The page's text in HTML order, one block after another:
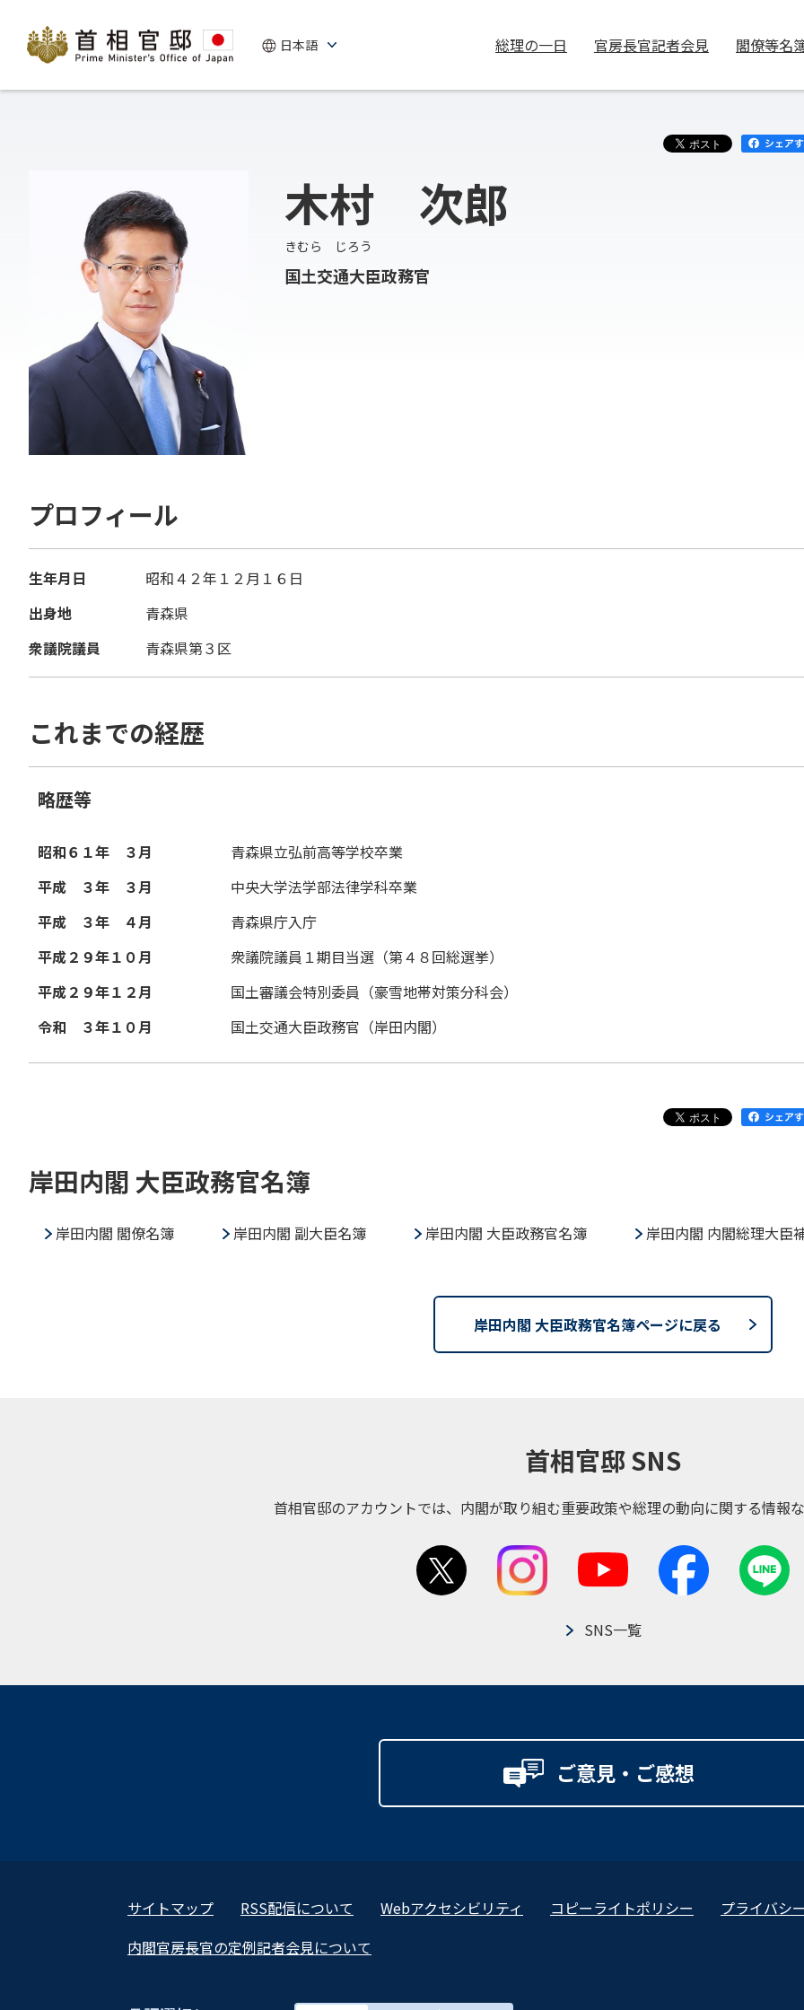
総理の一日 官房長官記者会見 閣僚等名
木村 次郎
きむら じろう
国土交通大臣政務官
プロフィール
生年月日
昭和４２年１２月１６日
出身地
青森県
衆議院議員
青森県第３区
これまでの経歴
略歴等
昭和６１年 ３月
青森県立弘前高等学校卒業
平成 ３年 ３月
中央大学法学部法律学科卒業
平成 ３年 ４月
青森県庁入庁
平成２９年１０月
衆議院議員１期目当選（第４８回総選挙）
平成２９年１２月
国土審議会特別委員（豪雪地帯対策分科会）
令和 ３年１０月
国土交通大臣政務官（岸田内閣）
岸田内閣 大臣政務官名簿
岸田内閣 閣僚名簿 岸田内閣 副大臣名簿 岸田内閣 大臣政務官名簿 岸田内閣 内閣総理大臣
岸田内閣 大臣政務官名簿ページに戻る
首相官邸 SNS
首相官邸のアカウントでは、内閣が取り組む重要政策や総理の動向に関する情報な
SNS一覧
ご意見・ご感想
サイトマップ RSS配信について Webアクセシビリティ コピーライトポリシー プライバシ
内閣官房長官の定例記者会見について